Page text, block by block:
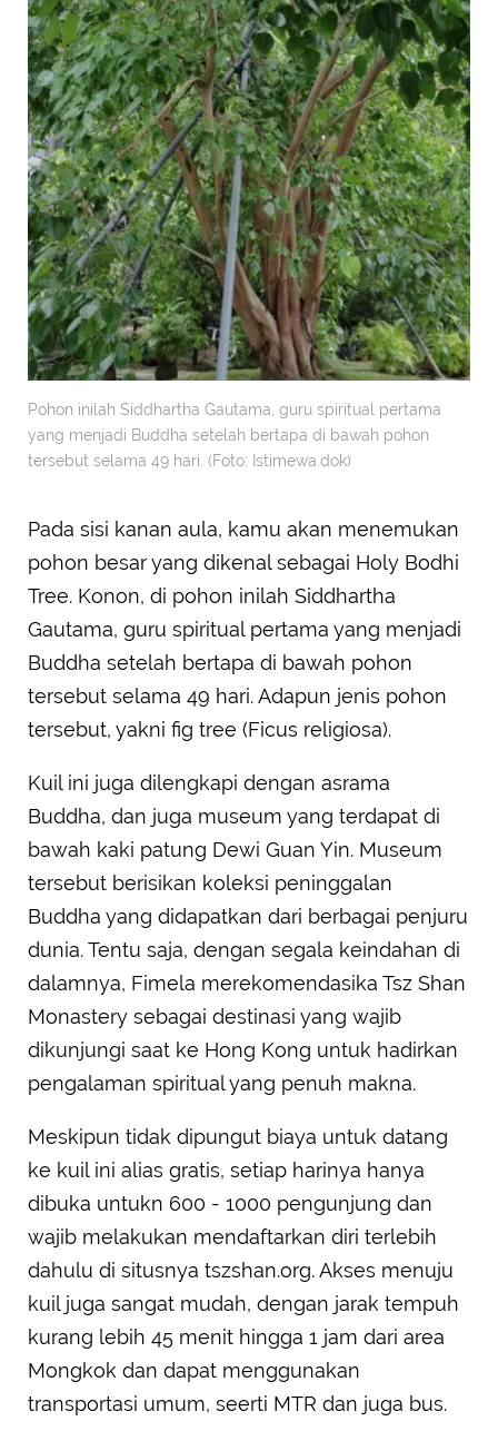
Pohon inilah Siddhartha Gautama, guru spiritual pertama
yang menjadi Buddha setelah bertapa di bawah pohon
tersebut selama 49 hari. (Foto: Istimewa.dok)
Pada sisi kanan aula, kamu akan menemukan
pohon besar yang dikenal sebagai Holy Bodhi
Tree. Konon, di pohon inilah Siddhartha
Gautama, guru spiritual pertama yang menjadi
Buddha setelah bertapa di bawah pohon
tersebut selama 49 hari. Adapun jenis pohon
tersebut, yakni fig tree (Ficus religiosa).
Kuil ini juga dilengkapi dengan asrama
Buddha, dan juga museum yang terdapat di
bawah kaki patung Dewi Guan Yin. Museum
tersebut berisikan koleksi peninggalan
Buddha yang didapatkan dari berbagai penjuru
dunia. Tentu saja, dengan segala keindahan di
dalamnya, Fimela merekomendasika Tsz Shan
Monastery sebagai destinasi yang wajib
dikunjungi saat ke Hong Kong untuk hadirkan
pengalaman spiritual yang penuh makna.
Meskipun tidak dipungut biaya untuk datang
ke kuil ini alias gratis, setiap harinya hanya
dibuka untukn 600 - 1000 pengunjung dan
wajib melakukan mendaftarkan diri terlebih
dahulu di situsnya tszshan.org. Akses menuju
kuil juga sangat mudah, dengan jarak tempuh
kurang lebih 45 menit hingga 1 jam dari area
Mongkok dan dapat menggunakan
transportasi umum, seerti MTR dan juga bus.